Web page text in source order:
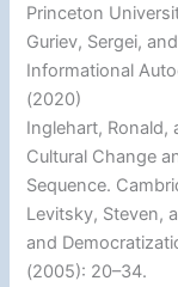
Princeton
Guriev, Sergei,
Informational
(2020)
Inglehart, Ronald,
Cultural Change
Sequence.
Levitsky, Steven,
and
(2005): 20–34.